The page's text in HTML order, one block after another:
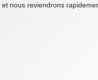
nous reviendrons